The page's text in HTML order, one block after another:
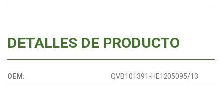
DETALLES DE PRODUCTO
OEM: QVB101391-HE1205095/13